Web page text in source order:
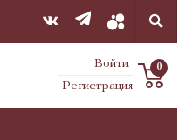
Войти
Регистрация
0